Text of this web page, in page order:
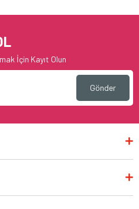
İçin Kayıt Olun
Gönder